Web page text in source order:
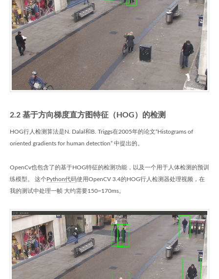
2.2 基于方向梯度直方图特征（HOG）的检测
HOG行人检测算法是N. Dalal和B. Triggs在2005年的论文“Histograms of
oriented gradients for human detection” 中提出的。
OpenCv也包含了的基于HOG特征的检测功能，以及一个用于人体检测的预训
练模型。 这个Python代码使用OpenCV 3.4的HOG行人检测器处理视频，在
我的测试中处理一帧 大约需要150~170ms。